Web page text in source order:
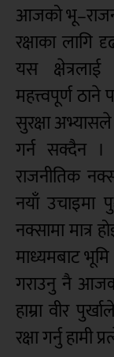
आजको
रक्षाका
यस
महत्त्वपूर्ण ठाने
सुरक्षा
गर्न सक्दैन ।
राजनीतिक
नयाँ
नक्सामा मात्र
माध्यमबाट
गराउनु नै आजको
हाम्रा वीर
रक्षा गर्नु हामी